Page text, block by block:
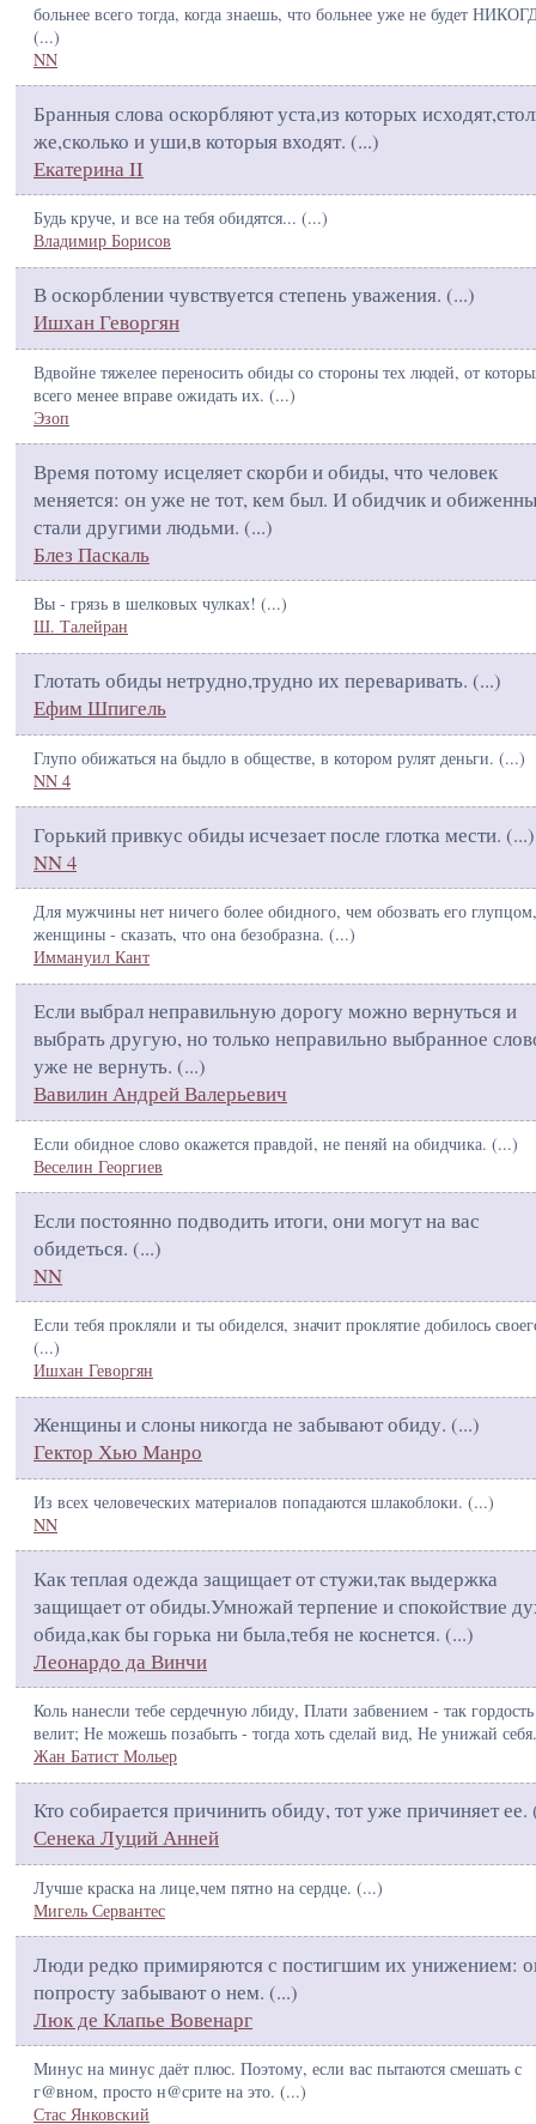
больнее всего тогда, когда знаешь, что больнее уже не будет
(...)
NN
Бранныя слова оскорбляют уста,из которых
же,сколько и уши,в которыя входят. (...)
Екатерина II
Будь круче, и все на тебя обидятся... (...)
Владимир Борисов
В оскорблении чувствуется степень уважения. (...)
Ишхан Геворгян
Вдвойне тяжелее переносить обиды со стороны тех людей, от
всего менее вправе ожидать их. (...)
Эзоп
Время потому исцеляет скорби и обиды, что человек
меняется: он уже не тот, кем был. И обидчик и
стали другими людьми. (...)
Блез Паскаль
Вы - грязь в шелковых чулках! (...)
Ш. Талейран
Глотать обиды нетрудно,трудно их переваривать. (...)
Ефим Шпигель
Глупо обижаться на быдло в обществе, в котором рулят деньги. (...)
NN 4
Горький привкус обиды исчезает после глотка мести. (...)
NN 4
Для мужчины нет ничего более обидного, чем обозвать его
женщины - сказать, что она безобразна. (...)
Иммануил Кант
Если выбрал неправильную дорогу можно вернуться и
выбрать другую, но только неправильно выбранное
уже не вернуть. (...)
Вавилин Андрей Валерьевич
Если обидное слово окажется правдой, не пеняй на обидчика. (...)
Веселин Георгиев
Если постоянно подводить итоги, они могут на вас
обидеться. (...)
NN
Если тебя прокляли и ты обиделся, значит проклятие добилось
(...)
Ишхан Геворгян
Женщины и слоны никогда не забывают обиду. (...)
Гектор Хью Манро
Из всех человеческих материалов попадаются шлакоблоки. (...)
NN
Как теплая одежда защищает от стужи,так выдержка
защищает от обиды.Умножай терпение и спокойствие
обида,как бы горька ни была,тебя не коснется. (...)
Леонардо да Винчи
Коль нанесли тебе сердечную лбиду, Плати забвением - так
велит; Не можешь позабыть - тогда хоть сделай вид, Не унижай
Жан Батист Мольер
Кто собирается причинить обиду, тот уже причиняет ее.
Сенека Луций Анней
Лучше краска на лице,чем пятно на сердце. (...)
Мигель Сервантес
Люди редко примиряются с постигшим их унижением:
попросту забывают о нем. (...)
Люк де Клапье Вовенарг
Минус на минус даёт плюс. Поэтому, если вас пытаются смешать с
г@вном, просто н@срите на это. (...)
Стас Янковский